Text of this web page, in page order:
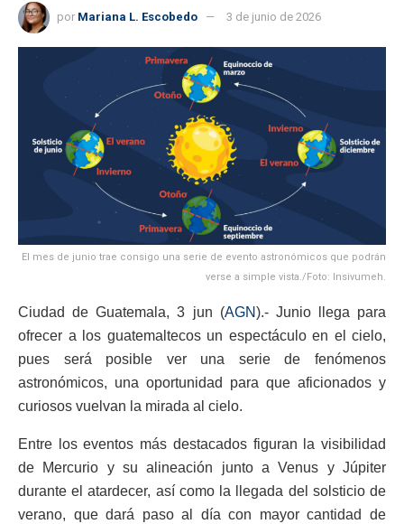
por Mariana L. Escobedo 3 de junio de 2026
El mes de junio trae consigo una serie de evento astronómicos que podrán
verse a simple vista./Foto: Insivumeh.
Ciudad de Guatemala, 3 jun (AGN).- Junio llega para
ofrecer a los guatemaltecos un espectáculo en el cielo,
pues será posible ver una serie de fenómenos
astronómicos, una oportunidad para que aficionados y
curiosos vuelvan la mirada al cielo.
Entre los eventos más destacados figuran la visibilidad
de Mercurio y su alineación junto a Venus y Júpiter
durante el atardecer, así como la llegada del solsticio de
verano, que dará paso al día con mayor cantidad de